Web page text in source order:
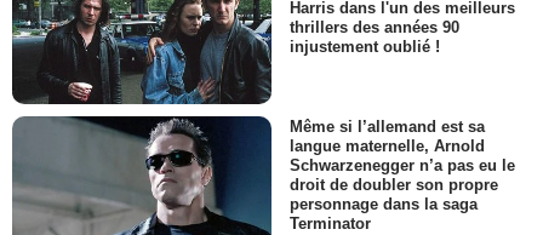
Harris dans l'un des meilleurs
thrillers des années 90
injustement oublié !
Même si l’allemand est sa
langue maternelle, Arnold
Schwarzenegger n’a pas eu le
droit de doubler son propre
personnage dans la saga
Terminator